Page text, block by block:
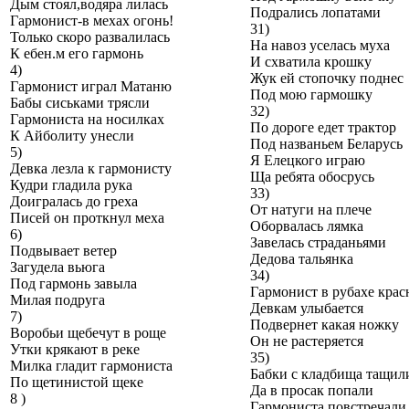
Дым стоял,водяра лилась
Гармонист-в мехах огонь!
Только скоро развалилась
К ебен.м его гармонь
4)
Гармонист играл Матаню
Бабы сиськами трясли
Гармониста на носилках
К Айболиту унесли
5)
Девка лезла к гармонисту
Кудри гладила рука
Доигралась до греха
Писей он проткнул меха
6)
Подвывает ветер
Загудела вьюга
Под гармонь завыла
Милая подруга
7)
Воробьи щебечут в роще
Утки крякают в реке
Милка гладит гармониста
По щетинистой щеке
8 )
Подрались лопатами
31)
На навоз уселась муха
И схватила крошку
Жук ей стопочку поднес
Под мою гармошку
32)
По дороге едет трактор
Под названьем Беларусь
Я Елецкого играю
Ща ребята обосрусь
33)
От натуги на плече
Оборвалась лямка
Завелась страданьями
Дедова тальянка
34)
Гармонист в рубахе
Девкам улыбается
Подвернет какая ножку
Он не растеряется
35)
Бабки с кладбища
Да в просак попали